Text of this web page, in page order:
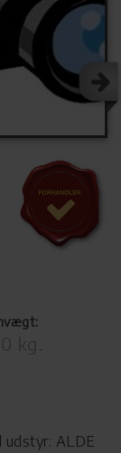
ALDE